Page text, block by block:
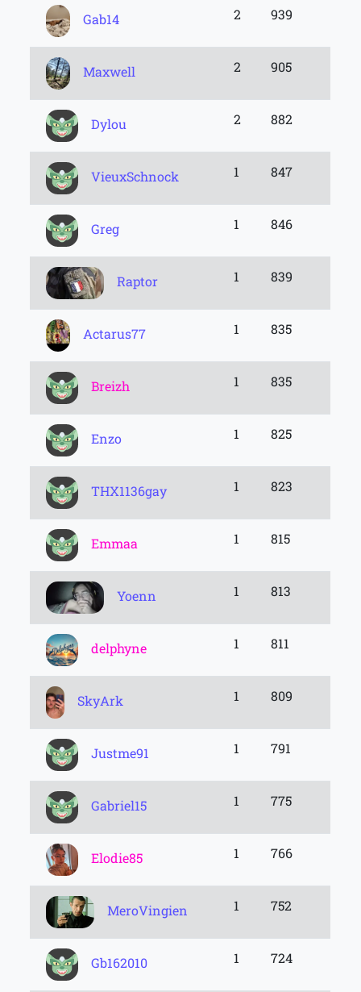
Gab14 2 939
Maxwell 2 905
Dylou 2 882
VieuxSchnock 1 847
Greg 1 846
Raptor 1 839
Actarus77 1 835
Breizh 1 835
Enzo 1 825
THX1136gay 1 823
Emmaa 1 815
Yoenn 1 813
delphyne 1 811
SkyArk 1 809
Justme91 1 791
Gabriel15 1 775
Elodie85 1 766
MeroVingien 1 752
Gb162010 1 724